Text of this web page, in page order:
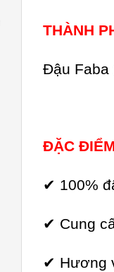
THÀNH
Đậu Faba
ĐẶC
✔ 100%
✔ Cung
✔ Hương